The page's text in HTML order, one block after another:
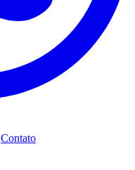
Contato